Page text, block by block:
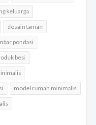
keluarga
desain taman
pondasi
besi
model rumah minimalis